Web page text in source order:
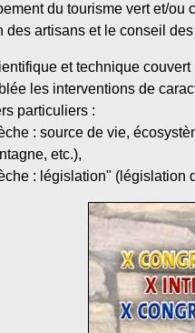
du tourisme vert et/ou
des artisans et le conseil
et technique
les interventions de
particuliers :
: source de vie,
etc.),
: législation" (législation